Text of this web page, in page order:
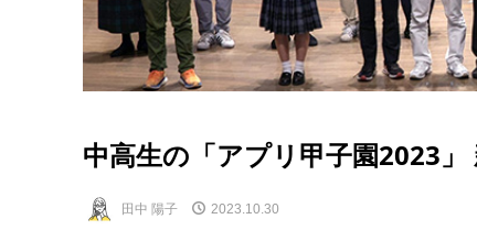
中高生の「アプリ甲子園2023
田中 陽子 2023.10.30